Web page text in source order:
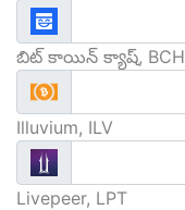
బిట్ కాయిన్ క్యాష్, BCH
Illuvium, ILV
Livepeer, LPT